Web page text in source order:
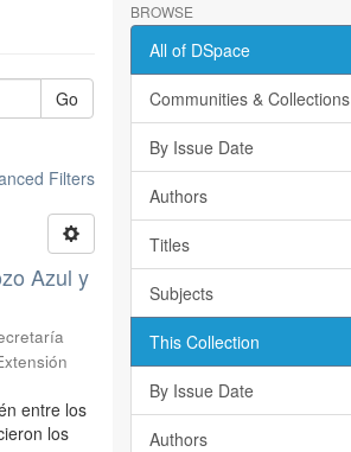
Go
Filters
Azul y
entre los
los
BROWSE
All of DSpace
Communities & Collections
By Issue Date
Authors
Titles
Subjects
This Collection
By Issue Date
Authors